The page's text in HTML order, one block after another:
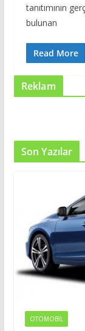
tanıtımının
bulunan
Read More
Reklam
Son Yazılar
OTOMOBIL